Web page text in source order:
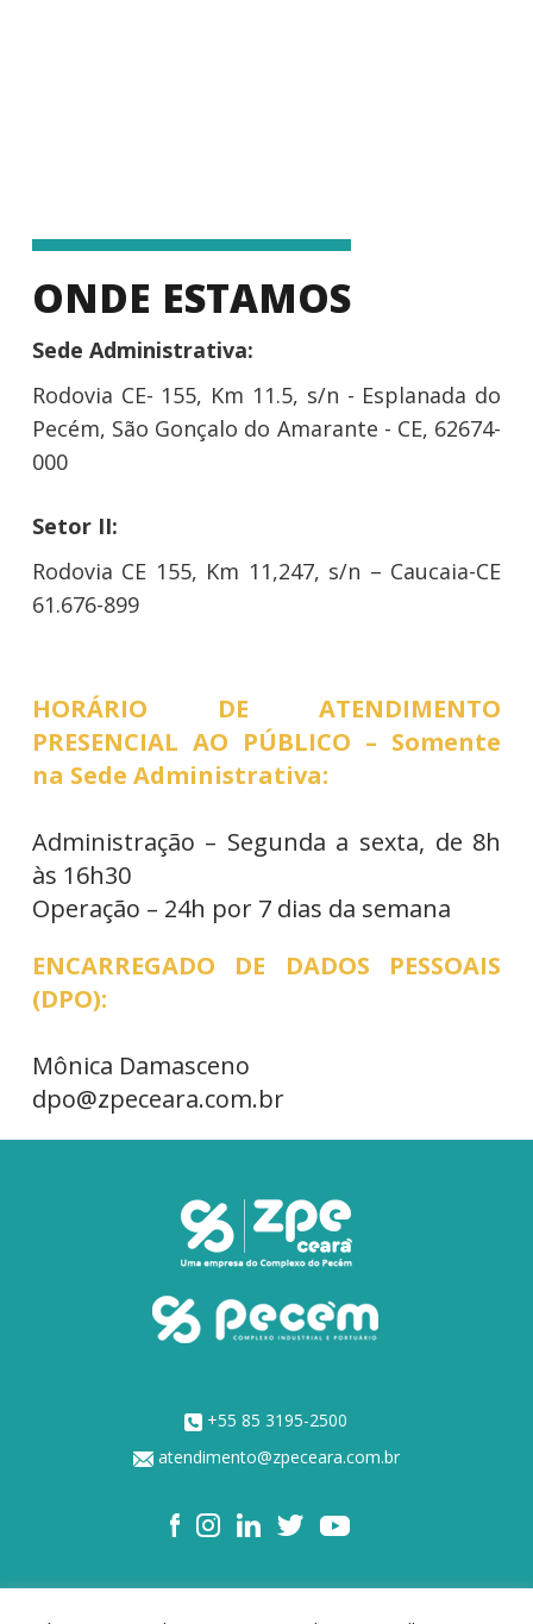
ONDE ESTAMOS
Sede Administrativa:
Rodovia CE- 155, Km 11.5, s/n - Esplanada do
Pecém, São Gonçalo do Amarante - CE, 62674-
000
Setor II:
Rodovia CE 155, Km 11,247, s/n – Caucaia-CE
61.676-899
HORÁRIO DE ATENDIMENTO
PRESENCIAL AO PÚBLICO – Somente
na Sede Administrativa:
Administração – Segunda a sexta, de 8h
às 16h30
Operação – 24h por 7 dias da semana
ENCARREGADO DE DADOS PESSOAIS
(DPO):
Mônica Damasceno
dpo@zpeceara.com.br
+55 85 3195-2500
atendimento@zpeceara.com.br
NOSSOS ACIONISTAS